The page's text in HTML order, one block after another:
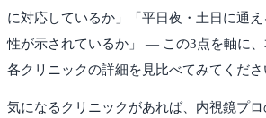
に対応しているか」「平日夜・土日に通
性が示されているか」 — この3点を軸に、
各クリニックの詳細を見比べてみてくださ
気になるクリニックがあれば、内視鏡プ